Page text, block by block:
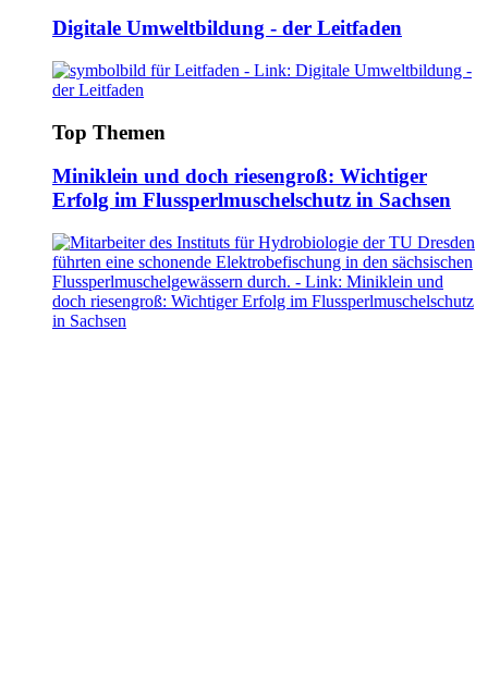
Digitale Umweltbildung - der Leitfaden
Top Themen
Miniklein und doch riesengroß: Wichtiger
Erfolg im Flussperlmuschelschutz in Sachsen